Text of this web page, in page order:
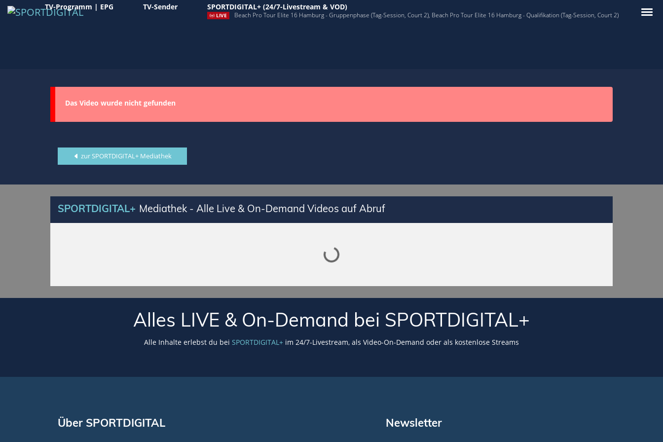
TV-Programm | EPG TV-Sender SPORTDIGITAL+ (24/7-Livestream & VOD)
LIVE Beach Pro Tour Elite 16 Hamburg - Gruppenphase (Tag-Session, Court 2), Beach Pro Tour Elite 16 Hamburg - Qualifikation (Tag-Session, Court 2)
Das Video wurde nicht gefunden
zur SPORTDIGITAL+ Mediathek
SPORTDIGITAL+ Mediathek - Alle Live & On-Demand Videos auf Abruf
Lade SPORTDIGITAL+ Mediathek
Alles LIVE & On-Demand bei SPORTDIGITAL+
Alle Inhalte erlebst du bei SPORTDIGITAL+ im 24/7-Livestream, als Video-On-Demand oder als kostenlose Streams
Über SPORTDIGITAL Newsletter